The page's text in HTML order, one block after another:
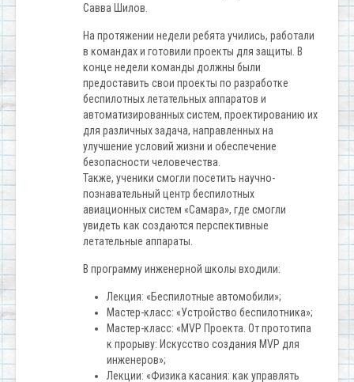
Савва Шилов.
На протяжении недели ребята учились, работали
в командах и готовили проекты для защиты. В
конце недели команды должны были
предоставить свои проекты по разработке
беспилотных летательных аппаратов и
автоматизированных систем, проектированию их
для различных задача, направленных на
улучшение условий жизни и обеспечение
безопасности человечества.
Также, ученики смогли посетить научно-
познавательный центр беспилотных
авиационных систем «Самара», где смогли
увидеть как создаются перспективные
летательные аппараты.
В программу инженерной школы входили:
Лекция: «Беспилотные автомобили»;
Мастер-класс: «Устройство беспилотника»;
Мастер-класс: «MVP Проекта. От прототипа
к прорыву: Искусство создания MVP для
инженеров»;
Лекции: «Физика касания: как управлять